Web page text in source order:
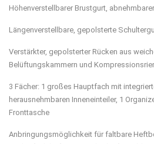
Höhenverstellbarer Brustgurt,
Längenverstellbare, gepolsterte
Verstärkter, gepolsterter Rücken aus
Belüftungskammern und
3 Fächer: 1 großes Hauptfach mit
herausnehmbaren Inneneinteiler, 1
Fronttasche
Anbringungsmöglichkeit für faltbare